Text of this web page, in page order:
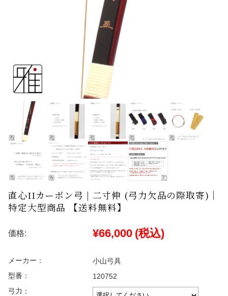
直心IIカーボン弓 | 二寸伸 (弓力欠品の際取寄)｜
特定大型商品 【送料無料】
価格: ¥66,000 (税込)
メーカー：
小山弓具
型番：
120752
弓力：